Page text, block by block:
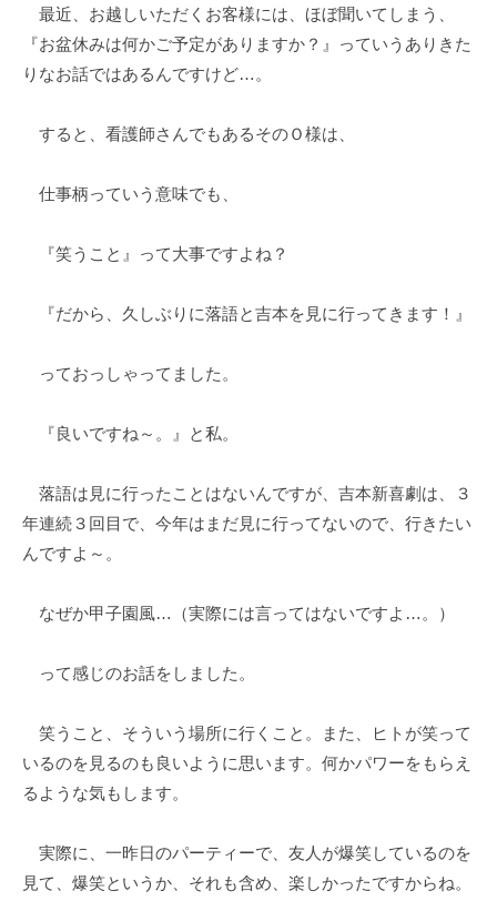
@
e
.
メ
ン
最近、お越しいただくお客様には、ほぼ聞いてしまう、
『お盆休みは何かご予定がありますか？』っていうありきた
りなお話ではあるんですけど…。
すると、看護師さんでもあるそのＯ様は、
仕事柄っていう意味でも、
『笑うこと』って大事ですよね？
『だから、久しぶりに落語と吉本を見に行ってきます！』
っておっしゃってました。
『良いですね～。』と私。
落語は見に行ったことはないんですが、吉本新喜劇は、３
年連続３回目で、今年はまだ見に行ってないので、行きたい
んですよ～。
なぜか甲子園風…（実際には言ってはないですよ…。）
って感じのお話をしました。
笑うこと、そういう場所に行くこと。また、ヒトが笑って
いるのを見るのも良いように思います。何かパワーをもらえ
るような気もします。
実際に、一昨日のパーティーで、友人が爆笑しているのを
見て、爆笑というか、それも含め、楽しかったですからね。